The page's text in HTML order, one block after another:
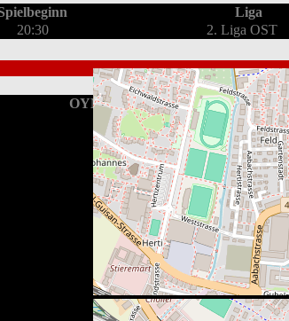
Liga
20:30 2. Liga OST
OYM Hall Zug (grosse Arena)